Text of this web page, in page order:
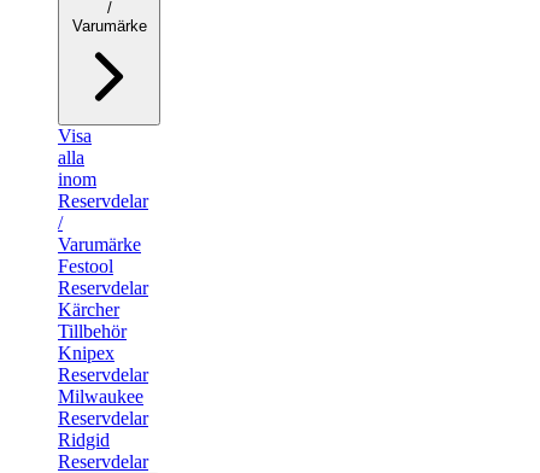
/
Varumärke
Visa
alla
inom
Reservdelar
/
Varumärke
Festool
Reservdelar
Kärcher
Tillbehör
Knipex
Reservdelar
Milwaukee
Reservdelar
Ridgid
Reservdelar